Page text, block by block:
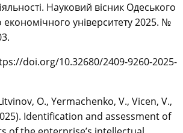
Науковий вісник Одеського
економічного університету 2025. №
doi.org/10.32680/2409-9260-2025-
O., Yermachenko, V., Vicen, V.,
Identification and assessment of